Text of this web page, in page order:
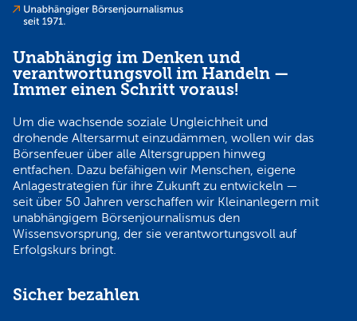
Unabhängig im Denken und
verantwortungsvoll im Handeln —
Immer einen Schritt voraus!
Um die wachsende soziale Ungleichheit und
drohende Altersarmut einzudämmen, wollen wir das
Börsenfeuer über alle Altersgruppen hinweg
entfachen. Dazu befähigen wir Menschen, eigene
Anlagestrategien für ihre Zukunft zu entwickeln —
seit über 50 Jahren verschaffen wir Kleinanlegern mit
unabhängigem Börsenjournalismus den
Wissensvorsprung, der sie verantwortungsvoll auf
Erfolgskurs bringt.
Sicher bezahlen